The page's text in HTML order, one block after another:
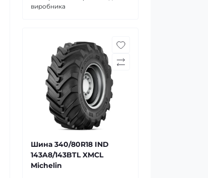
виробника
Шина 340/80R18 IND
143A8/143BTL XMCL
Michelin